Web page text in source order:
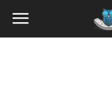
Wiedzanet.pl